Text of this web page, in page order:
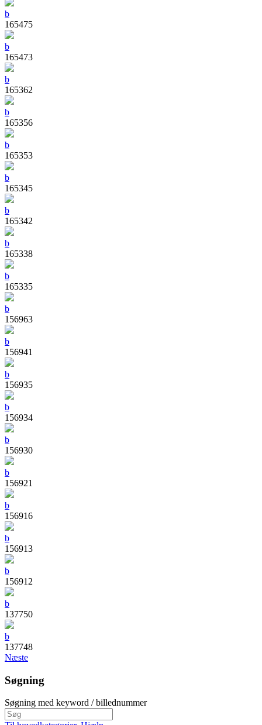
b
165475
b
165473
b
165362
b
165356
b
165353
b
165345
b
165342
b
165338
b
165335
b
156963
b
156941
b
156935
b
156934
b
156930
b
156921
b
156916
b
156913
b
156912
b
137750
b
137748
Næste
Søgning
Søgning med keyword / billednummer